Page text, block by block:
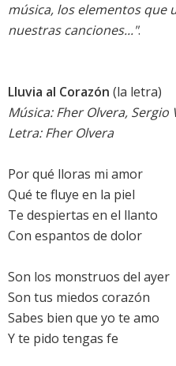
música, los elementos que
nuestras canciones...".
Lluvia al Corazón (la letra)
Música: Fher Olvera, Sergio
Letra: Fher Olvera
Por qué lloras mi amor
Qué te fluye en la piel
Te despiertas en el llanto
Con espantos de dolor
Son los monstruos del ayer
Son tus miedos corazón
Sabes bien que yo te amo
Y te pido tengas fe